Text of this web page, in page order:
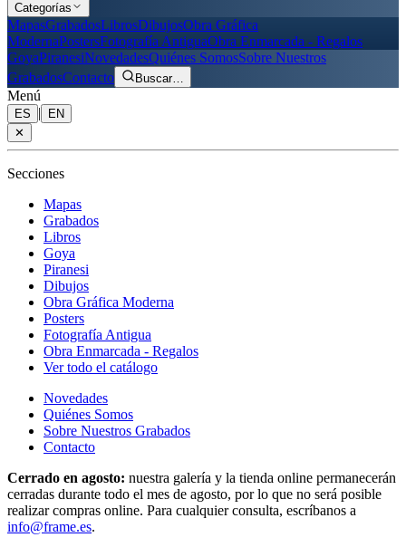
Categorías
MapasGrabadosLibrosDibujosObra Gráfica
ModernaPostersFotografía AntiguaObra Enmarcada - Regalos
GoyaPiranesiNovedadesQuiénes SomosSobre Nuestros
GrabadosContacto Buscar…
Menú
ES |
EN
✕
Secciones
Mapas
Grabados
Libros
Goya
Piranesi
Dibujos
Obra Gráfica Moderna
Posters
Fotografía Antigua
Obra Enmarcada - Regalos
Ver todo el catálogo
Novedades
Quiénes Somos
Sobre Nuestros Grabados
Contacto
Cerrado en agosto: nuestra galería y la tienda online permanecerán
cerradas durante todo el mes de agosto, por lo que no será posible
realizar compras online. Para cualquier consulta, escríbanos a
info@frame.es.